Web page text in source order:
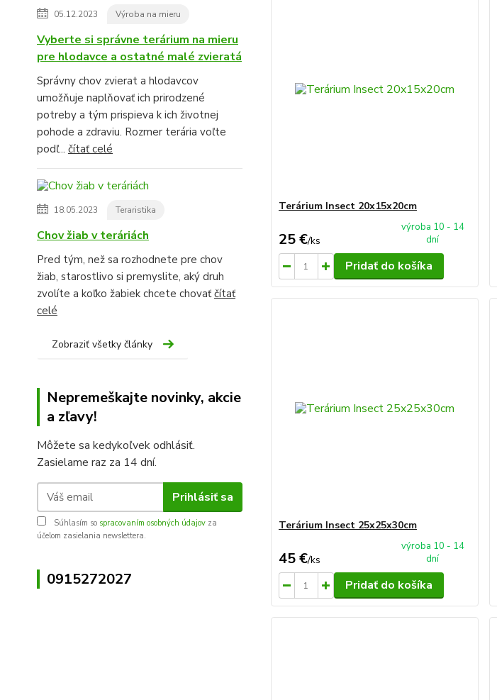
05.12.2023 Výroba na mieru
Vyberte si správne terárium na mieru
pre hlodavce a ostatné malé zvieratá
Správny chov zvierat a hlodavcov
umožňuje naplňovať ich prirodzené
potreby a tým prispieva k ich životnej
pohode a zdraviu. Rozmer terária voľte
podľ... čítať celé
18.05.2023 Teraristika
Chov žiab v teráriách
Pred tým, než sa rozhodnete pre chov
žiab, starostlivo si premyslite, aký druh
zvolíte a koľko žabiek chcete chovaťčítať
celé
Zobraziť všetky články
Nepremeškajte novinky, akcie
a zľavy!
Môžete sa kedykoľvek odhlásiť.
Zasielame raz za 14 dní.
Prihlásiť sa
Súhlasím so spracovaním osobných údajov za
účelom zasielania newslettera.
0915272027
Terárium Insect 20x15x20cm
25 €/ks
výroba 10 - 14
dní
Pridať do košíka
Terárium Insect 25x25x30cm
45 €/ks
výroba 10 - 14
dní
Pridať do košíka